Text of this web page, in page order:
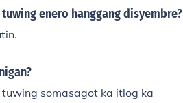
enero hanggang disyembre?
somasagot ka itlog ka